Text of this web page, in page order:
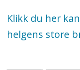
Klikk du her
helgens store